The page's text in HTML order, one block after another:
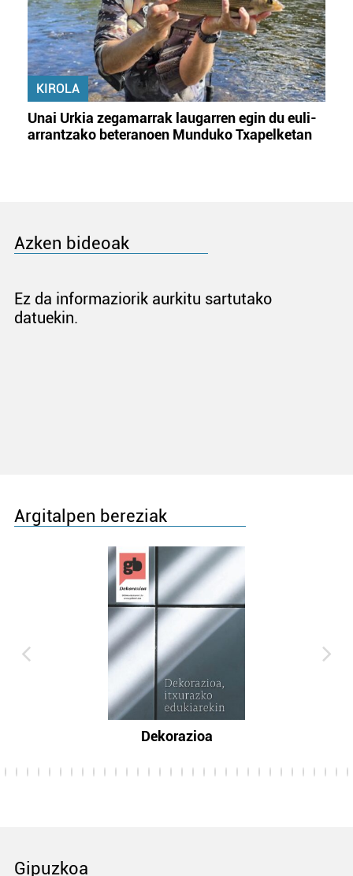
KIROLA
Unai Urkia zegamarrak laugarren egin du euli-
arrantzako beteranoen Munduko Txapelketan
Azken bideoak
Ez da informaziorik aurkitu sartutako
datuekin.
Argitalpen bereziak
Dekorazioa
Gipuzkoa